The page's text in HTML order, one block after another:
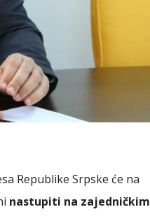
Republike Srpske će na
nastupiti na zajedničkim